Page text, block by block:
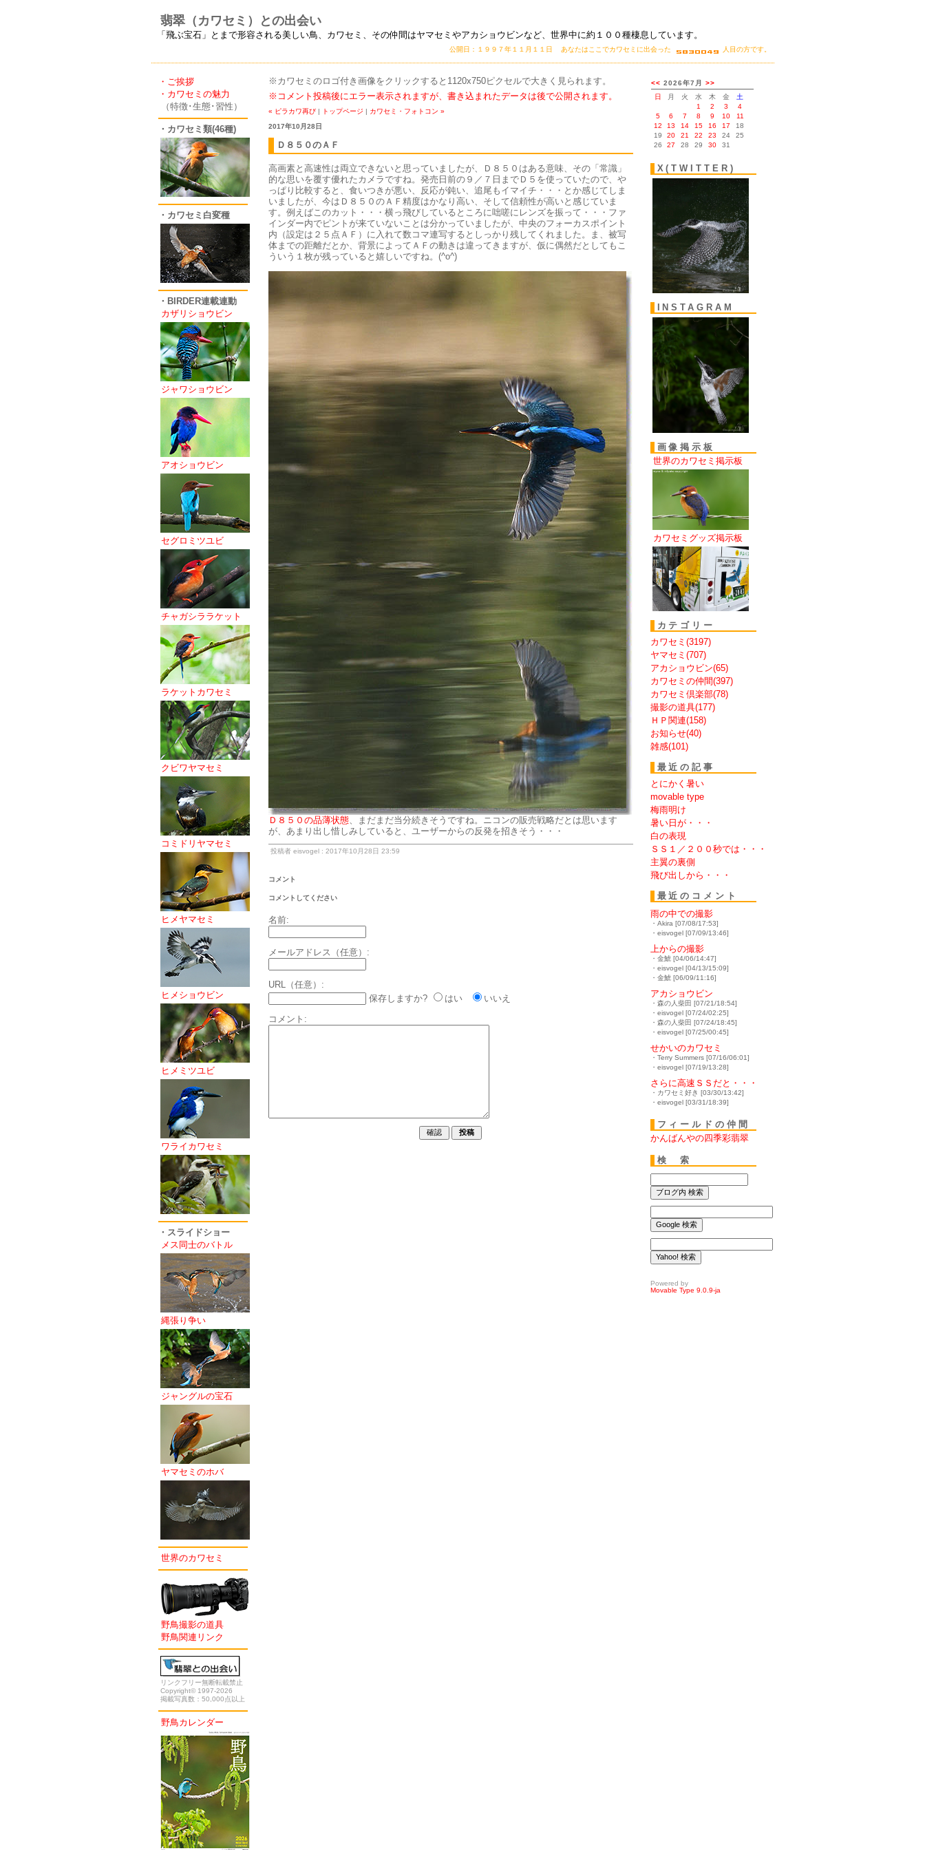
翡翠（カワセミ）との出会い
「飛ぶ宝石」とまで形容される美しい鳥、カワセミ、その仲間はヤマセミやアカショウビンなど、世界中に約１００種棲息しています。
公開日：１９９７年１１月１１日 あなたはここでカワセミに出会った 人目の方です。
・ご挨拶
・カワセミの魅力
（特徴･生態･習性）
・カワセミ類(46種)
・カワセミ白変種
・BIRDER連載連動
カザリショウビン
ジャワショウビン
アオショウビン
セグロミツユビ
チャガシララケット
ラケットカワセミ
クビワヤマセミ
コミドリヤマセミ
ヒメヤマセミ
ヒメショウビン
ヒメミツユビ
ワライカワセミ
・スライドショー
メス同士のバトル
縄張り争い
ジャングルの宝石
ヤマセミのホバ
世界のカワセミ
野鳥撮影の道具
野鳥関連リンク
リンクフリー無断転載禁止
Copyright© 1997-2026
掲載写真数：50,000点以上
野鳥カレンダー
※カワセミのロゴ付き画像をクリックすると1120x750ピクセルで大きく見られます。
※コメント投稿後にエラー表示されますが、書き込まれたデータは後で公開されます。
« ピラカワ再び| トップページ | カワセミ・フォトコン »
2017年10月28日
Ｄ８５０のＡＦ
高画素と高速性は両立できないと思っていましたが、Ｄ８５０はある意味、その「常識」
的な思いを覆す優れたカメラですね。発売日前の９／７日までＤ５を使っていたので、や
っぱり比較すると、食いつきが悪い、反応が鈍い、追尾もイマイチ・・・とか感じてしま
いましたが、今はＤ８５０のＡＦ精度はかなり高い、そして信頼性が高いと感じていま
す。例えばこのカット・・・横っ飛びしているところに咄嗟にレンズを振って・・・ファ
インダー内でピントが来ていないことは分かっていましたが、中央のフォーカスポイント
内（設定は２５点ＡＦ）に入れて数コマ連写するとしっかり残してくれました。ま、被写
体までの距離だとか、背景によってＡＦの動きは違ってきますが、仮に偶然だとしてもこ
ういう１枚が残っていると嬉しいですね。(^o^)
Ｄ８５０の品薄状態、まだまだ当分続きそうですね。ニコンの販売戦略だとは思います
が、あまり出し惜しみしていると、ユーザーからの反発を招きそう・・・
投稿者 eisvogel : 2017年10月28日 23:59
コメント
コメントしてください
名前:
メールアドレス（任意）:
URL（任意）:
保存しますか?
はい
いいえ
コメント:
X(TWITTER)
INSTAGRAM
画像掲示板
世界のカワセミ掲示板
カワセミグッズ掲示板
カテゴリー
カワセミ(3197)
ヤマセミ(707)
アカショウビン(65)
カワセミの仲間(397)
カワセミ倶楽部(78)
撮影の道具(177)
ＨＰ関連(158)
お知らせ(40)
雑感(101)
最近の記事
とにかく暑い
movable type
梅雨明け
暑い日が・・・
白の表現
ＳＳ１／２００秒では・・・
主翼の裏側
飛び出しから・・・
最近のコメント
雨の中での撮影
・Akira [07/08/17:53]
・eisvogel [07/09/13:46]
上からの撮影
・金鯱 [04/06/14:47]
・eisvogel [04/13/15:09]
・金鯱 [06/09/11:16]
アカショウビン
・森の人柴田 [07/21/18:54]
・eisvogel [07/24/02:25]
・森の人柴田 [07/24/18:45]
・eisvogel [07/25/00:45]
せかいのカワセミ
・Terry Summers [07/16/06:01]
・eisvogel [07/19/13:28]
さらに高速ＳＳだと・・・
・カワセミ好き [03/30/13:42]
・eisvogel [03/31/18:39]
フィールドの仲間
かんばんやの四季彩翡翠
検 索
Powered by
Movable Type 9.0.9-ja